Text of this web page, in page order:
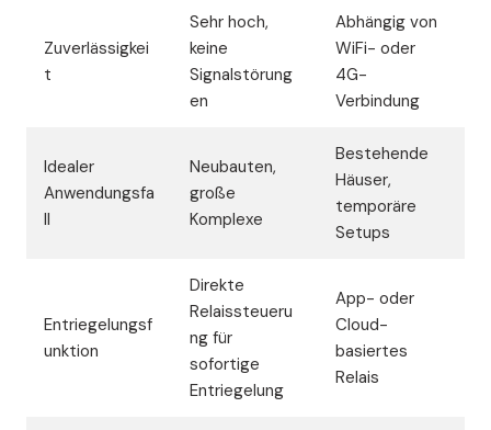
Zuverlässigkei
t
Sehr hoch,
keine
Signalstörung
en
Abhängig von
WiFi- oder
4G-
Verbindung
Idealer
Anwendungsfa
ll
Neubauten,
große
Komplexe
Bestehende
Häuser,
temporäre
Setups
Entriegelungsf
unktion
Direkte
Relaissteueru
ng für
sofortige
Entriegelung
App- oder
Cloud-
basiertes
Relais